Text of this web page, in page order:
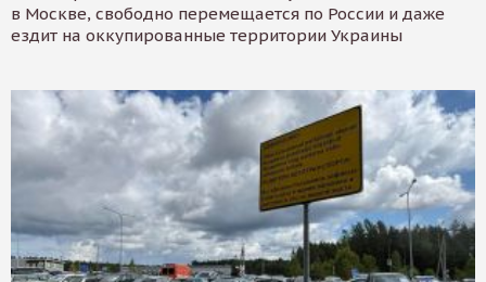
в Москве, свободно перемещается по России и даже
ездит на оккупированные территории Украины